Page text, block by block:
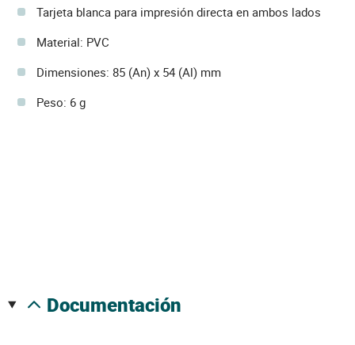
Tarjeta blanca para impresión directa en ambos lados
Material: PVC
Dimensiones: 85 (An) x 54 (Al) mm
Peso: 6 g
documentación